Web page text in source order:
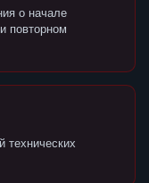
о начале
повторном
технических